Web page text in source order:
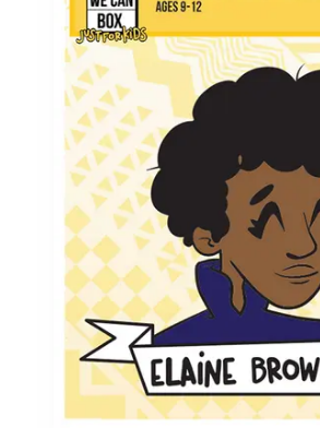
Przyjazne dzieciom treści
Wszechstronny do rozgrzewek,